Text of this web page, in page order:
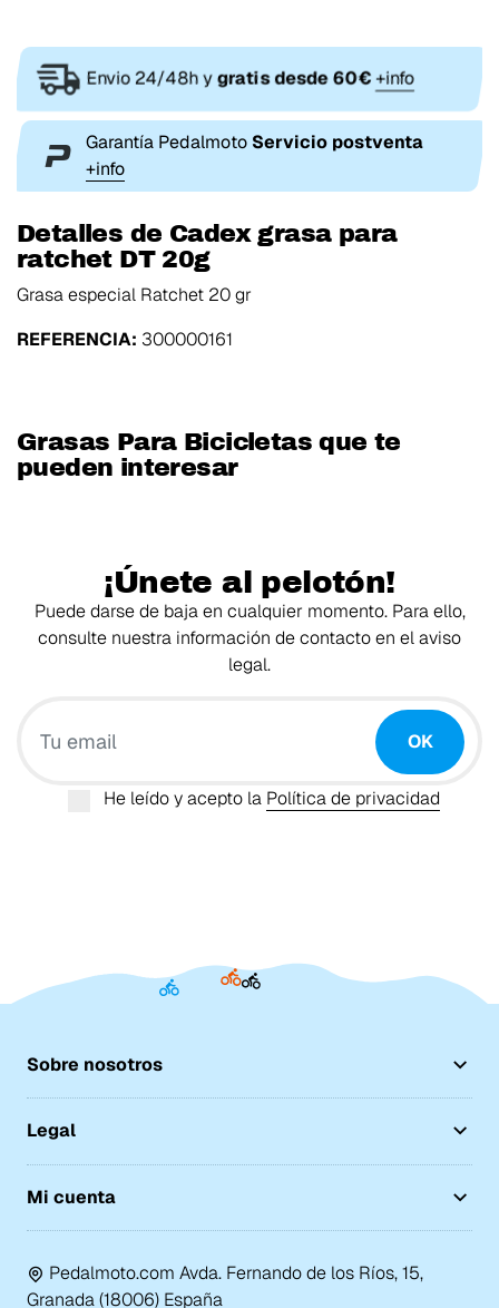
Envio 24/48h ygratis desde 60€+info
Garantía Pedalmoto Servicio postventa
+info
Detalles de Cadex grasa para
ratchet DT 20g
Grasa especial Ratchet 20 gr
REFERENCIA: 300000161
Grasas Para Bicicletas que te
pueden interesar
¡Únete al pelotón!
Puede darse de baja en cualquier momento. Para ello,
consulte nuestra información de contacto en el aviso
legal.
OK
He leído y acepto la Política de privacidad
Sobre nosotros
Legal
Mi cuenta
Pedalmoto.com Avda. Fernando de los Ríos, 15,
Granada (18006) España